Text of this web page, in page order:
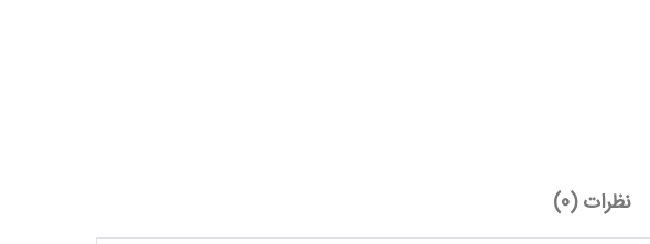
نظرات (0)